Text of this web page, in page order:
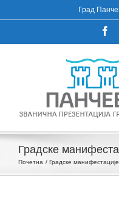
to
Град
Градске
Почетна Градске манифестације